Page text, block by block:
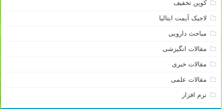
کوپن تخفیف
لاجیک آیمت ایتالیا
مباحث دارویی
مقالات انگیزشی
مقالات خبری
مقالات علمی
نرم افزار